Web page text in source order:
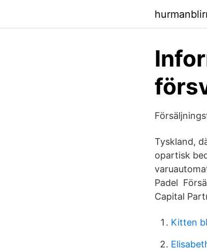
Tyskland,
opartisk
Padel
Capital
Kitten